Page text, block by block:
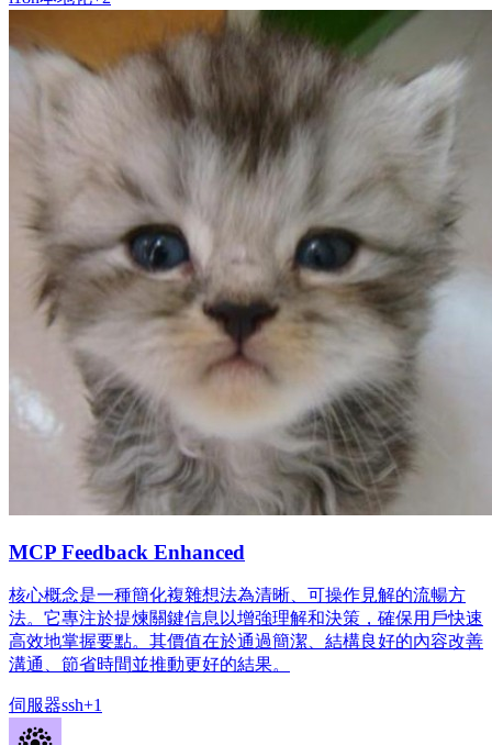
MCP Feedback Enhanced
核心概念是一種簡化複雜想法為清晰、可操作見解的流暢方
法。它專注於提煉關鍵信息以增強理解和決策，確保用戶快速
高效地掌握要點。其價值在於通過簡潔、結構良好的內容改善
溝通、節省時間並推動更好的結果。
伺服器ssh+1